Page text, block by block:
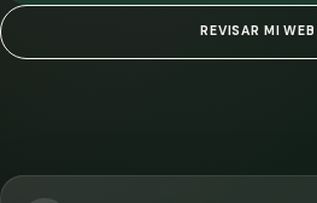
REVISAR MI WEB